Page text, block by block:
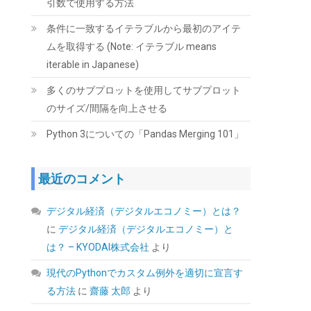
シー・エフ・デー販売 CFD販売 CFD Standard
デスクトップ用 メモリ DDR4 3200 (PC4-
25600) 16GB×2枚 288pin DIMM 相性保証
W4U3200CS-16G
(5421031) GBP 158.18 (2026-08-07
04:03 GMT +09:00 時点 -詳細はこちら)
UGREEN 2.5 インチ HDD/SSD ケース 5Gbps
6TB容量 USB3.0 SATA3.0 高速ハードディスク
ケース | USB A-Micro B/9.5mm以下まで対応/
自動スリープ/UASP 対応/TRIM&S.M.A.R.T.機
能を搭載/インジケーターで状態が一目/工具不
要/コンパクト/MacOS/Windows//Linux
引数で使用する方法
条件に一致するイテラブルから最初のアイテ
ムを取得する (Note: イテラブル means
iterable in Japanese)
多くのサブプロットを使用してサブプロット
のサイズ/間隔を向上させる
Python 3についての「Pandas Merging 101」
最近のコメント
デジタル経済（デジタルエコノミー）とは？
にデジタル経済（デジタルエコノミー）と
は？ – KYODAI株式会社 より
現代のPythonでカスタム例外を適切に宣言す
る方法 に齋藤 太郎 より